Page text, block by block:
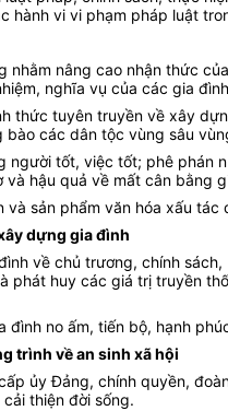
hành vi vi phạm pháp luật
nhằm nâng cao nhận thức
nghĩa vụ của các gia
thức tuyên truyền về xây
các dân tộc vùng sâu
tốt, việc tốt; phê phán
hậu quả về mất cân bằng
sản phẩm văn hóa xấu
dựng gia đình
về chủ trương, chính
phát huy các giá trị truyền
no ấm, tiến bộ, hạnh
trình về an sinh xã hội
ủy Đảng, chính quyền,
thiện đời sống.